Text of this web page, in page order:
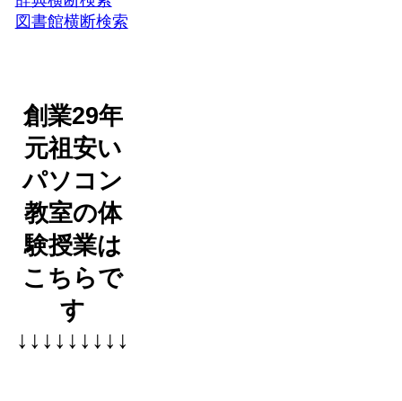
図書館横断検索
創業29年
元祖安い
パソコン
教室の体
験授業は
こちらで
す
↓↓↓↓↓↓↓↓↓